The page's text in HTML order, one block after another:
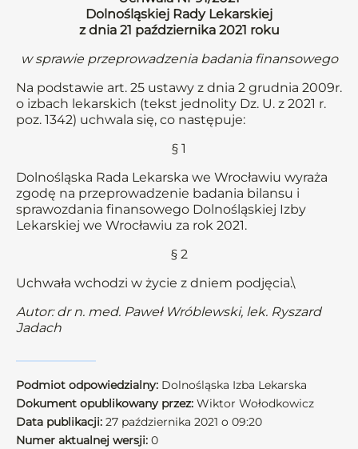
Dolnośląskiej Rady Lekarskiej
z dnia 21 października 2021 roku
w sprawie przeprowadzenia badania finansowego
Na podstawie art. 25 ustawy z dnia 2 grudnia 2009r.
o izbach lekarskich (tekst jednolity Dz. U. z 2021 r.
poz. 1342) uchwala się, co następuje:
§ 1
Dolnośląska Rada Lekarska we Wrocławiu wyraża
zgodę na przeprowadzenie badania bilansu i
sprawozdania finansowego Dolnośląskiej Izby
Lekarskiej we Wrocławiu za rok 2021.
§ 2
Uchwała wchodzi w życie z dniem podjęcia.\
Autor: dr n. med. Paweł Wróblewski, lek. Ryszard
Jadach
Podmiot odpowiedzialny: Dolnośląska Izba Lekarska
Dokument opublikowany przez: Wiktor Wołodkowicz
Data publikacji: 27 października 2021 o 09:20
Numer aktualnej wersji: 0